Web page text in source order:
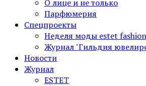
О лице и не только
Парфюмерия
Спецпроекты
Неделя моды estet
Журнал "Гильдия
Новости
Журнал
ESTET